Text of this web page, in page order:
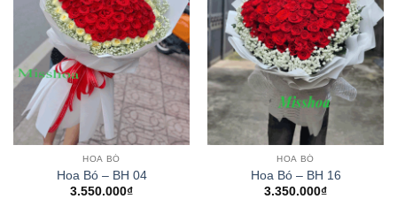
HOA BÓ
Hoa Bó – BH 04
3.550.000₫
HOA BÓ
Hoa Bó – BH 16
3.350.000₫